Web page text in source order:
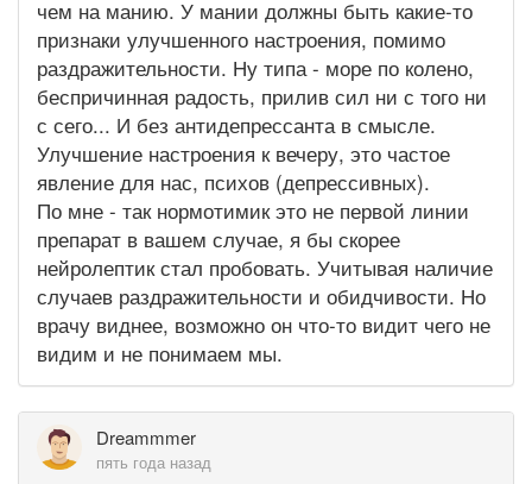
чем на манию. У мании должны быть какие-то
признаки улучшенного настроения, помимо
раздражительности. Ну типа - море по колено,
беспричинная радость, прилив сил ни с того ни
с сего... И без антидепрессанта в смысле.
Улучшение настроения к вечеру, это частое
явление для нас, психов (депрессивных).
По мне - так нормотимик это не первой линии
препарат в вашем случае, я бы скорее
нейролептик стал пробовать. Учитывая наличие
случаев раздражительности и обидчивости. Но
врачу виднее, возможно он что-то видит чего не
видим и не понимаем мы.
Dreammmer
пять года назад